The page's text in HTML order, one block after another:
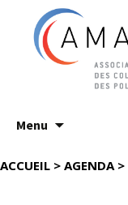
Menu
au
ACCUEIL > AGENDA>